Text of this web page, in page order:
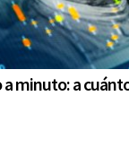
minuto: a